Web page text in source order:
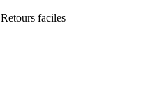
Retours faciles